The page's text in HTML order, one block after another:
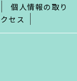
個人情報の取り
セス